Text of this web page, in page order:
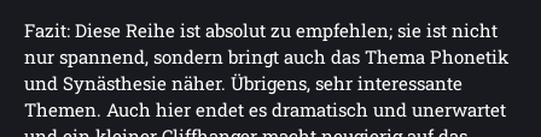
Fazit: Diese Reihe ist absolut zu empfehlen; sie ist nicht
nur spannend, sondern bringt auch das Thema Phonetik
und Synästhesie näher. Übrigens, sehr interessante
Themen. Auch hier endet es dramatisch und unerwartet